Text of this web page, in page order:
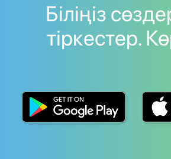
Біліңіз
тіркестер.